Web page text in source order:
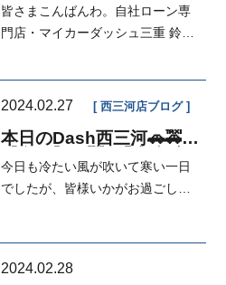
割、車検分割、鈑金塗装
も分割☆ハートのお仕事
皆さまこんばんわ。自社ローン専
門店・マイカーダッシュ三重 鈴鹿
2024.02.27 西三河店ブログ
本日のDash西三河🚗🚕
車情報😍✨ 【マイカー
ダッシュ】
今日も冷たい風が吹いて寒い一日
でしたが、皆様いかがお過ごしで
2024.02.28